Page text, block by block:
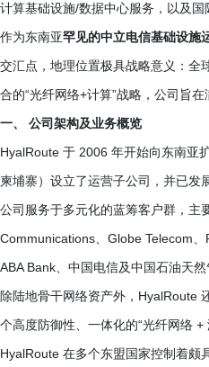
计算基础设施/数据中心服务，以及国
作为东南亚罕见的中立电信基础设施
交汇点，地理位置极具战略意义：全
合的“光纤网络+计算”战略，公司旨
一、 公司架构及业务概览
HyalRoute 于 2006 年开始向东南亚
柬埔寨）设立了运营子公司，并已发
公司服务于多元化的蓝筹客户群，主
Communications、Globe Telecom
ABA Bank、中国电信及中国石油天然
除陆地骨干网络资产外，HyalRoute
个高度防御性、一体化的“光纤网络
HyalRoute 在多个东盟国家控制着颇